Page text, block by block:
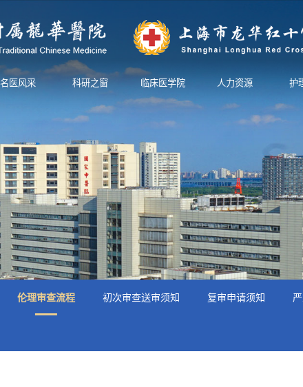
名医风采 科研之窗 临床医学院 人力资源 护
伦理审查流程 初次审查送审须知 复审申请须知